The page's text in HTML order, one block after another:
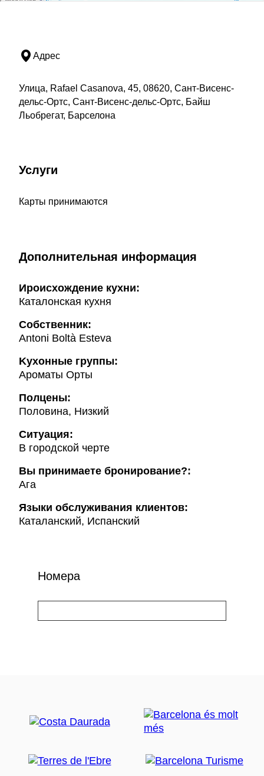
Адрес
Улица, Rafael Casanova, 45, 08620, Сант-Висенс-
дельс-Ортс, Сант-Висенс-дельс-Ортс, Байш
Льобрегат, Барселона
Услуги
Карты принимаются
Дополнительная информация
Ироисхождение кухни:
Каталонская кухня
Собственник:
Antoni Boltà Esteva
Kухонные группы:
Ароматы Орты
Полцены:
Половина, Низкий
Ситуация:
В городской черте
Вы принимаете бронирование?:
Ага
Языки обслуживания клиентов:
Каталанский, Испанский
Номера